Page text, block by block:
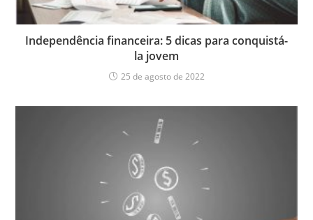
Independência financeira: 5 dicas para conquistá-
la jovem
25 de agosto de 2022